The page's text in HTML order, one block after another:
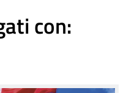
con: